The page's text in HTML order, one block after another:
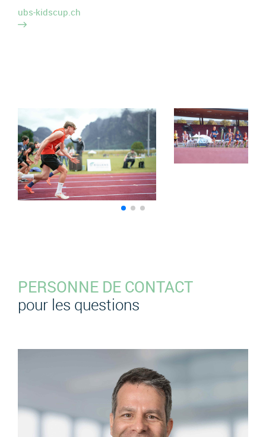
ubs-kidscup.ch